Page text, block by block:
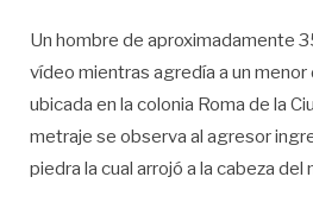
Un hombre de aproximadamente
vídeo mientras agredía a un menor
ubicada en la colonia Roma de la
metraje se observa al agresor
piedra la cual arrojó a la cabeza del